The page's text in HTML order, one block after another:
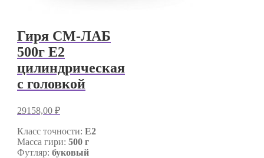
Гиря СМ-ЛАБ
500г E2
цилиндрическая
с головкой
29158,00 ₽
Класс точности: E2
Масса гири: 500 г
Футляр: буковый